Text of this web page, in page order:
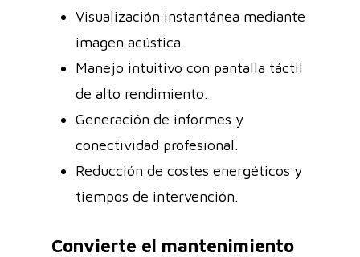
Visualización instantánea mediante
imagen acústica.
Manejo intuitivo con pantalla táctil
de alto rendimiento.
Generación de informes y
conectividad profesional.
Reducción de costes energéticos y
tiempos de intervención.
Convierte el mantenimiento